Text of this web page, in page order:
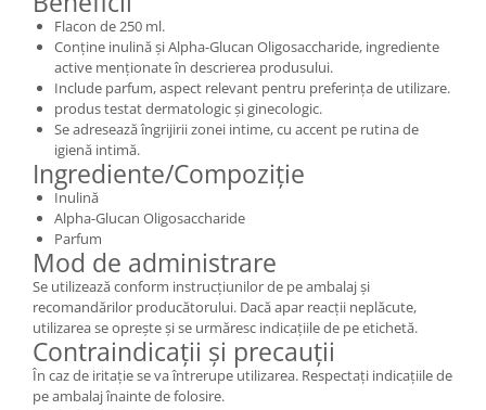
Flacon de 250 ml.
Conține inulină și Alpha-Glucan Oligosaccharide, ingrediente
active menționate în descrierea produsului.
Include parfum, aspect relevant pentru preferința de utilizare.
produs testat dermatologic și ginecologic.
Se adresează îngrijirii zonei intime, cu accent pe rutina de
igienă intimă.
Ingrediente/Compoziție
Inulină
Alpha-Glucan Oligosaccharide
Parfum
Mod de administrare
Se utilizează conform instrucțiunilor de pe ambalaj și
recomandărilor producătorului. Dacă apar reacții neplăcute,
utilizarea se oprește și se urmăresc indicațiile de pe etichetă.
Contraindicații și precauții
În caz de iritație se va întrerupe utilizarea. Respectați indicațiile de
pe ambalaj înainte de folosire.